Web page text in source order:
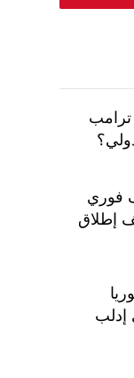
فوري
إطلاق
إدلب